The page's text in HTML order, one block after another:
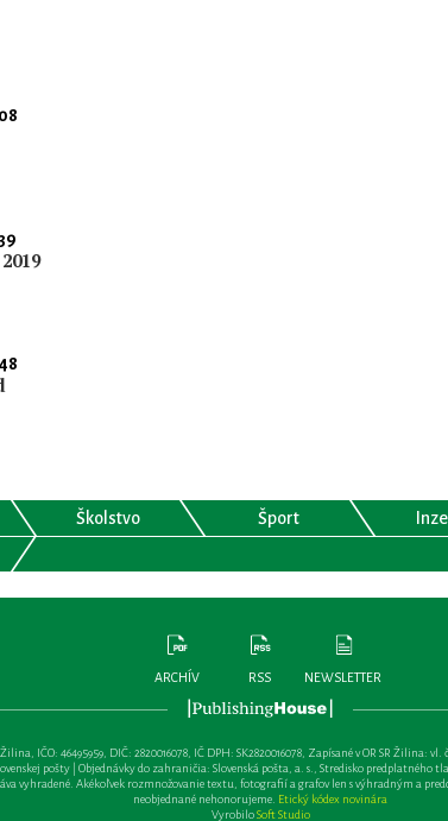
Školstvo Šport
ARCHÍV RSS NEWSLETTER
IČO: 46495959, DIČ: 2820016078, IČ DPH: SK2820016078, Zapísané v OR SR Žilina:
pošty | Objednávky do zahraničia: Slovenská pošta, a. s., Stredisko predplatného
vyhradené. Akékoľvek rozmnožovanie textu, fotografií a grafov len s výhradným a
neobjednané nehonorujeme. Etický kódex novinára
VyrobiloSoft Studio